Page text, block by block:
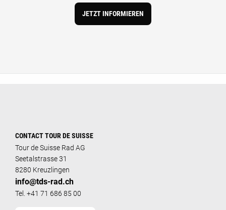
JETZT INFORMIEREN
CONTACT TOUR DE SUISSE
Tour de Suisse Rad AG
Seetalstrasse 31
8280 Kreuzlingen
info@tds-rad.ch
Tel. +41 71 686 85 00